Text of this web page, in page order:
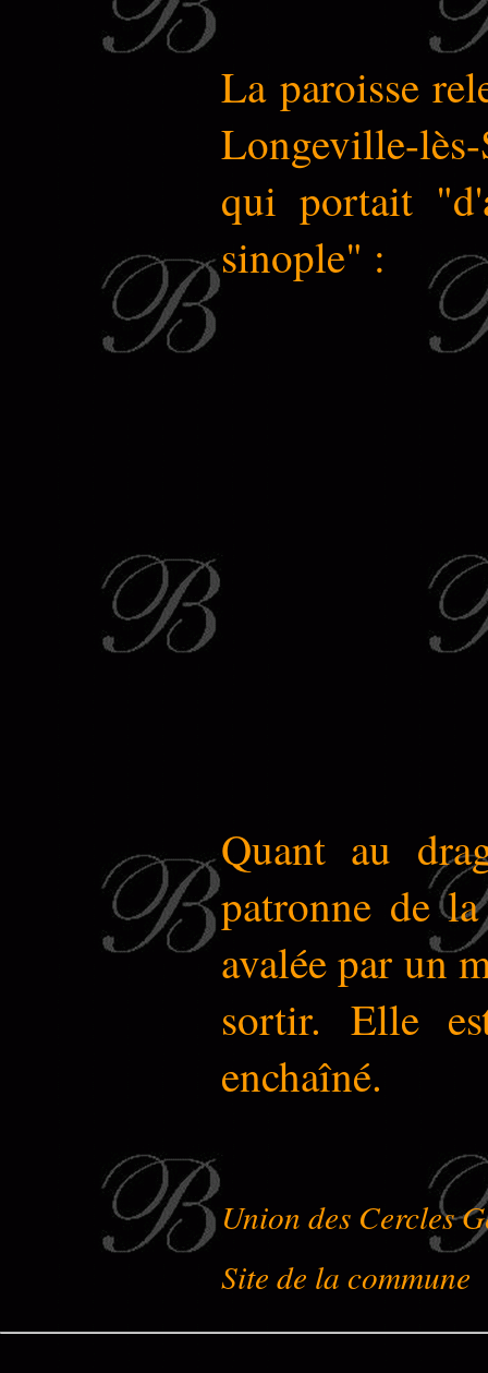
La paroisse
Longeville-
qui portait
sinople" :
Quant au
patronne de
avalée par un
sortir. Elle
enchaîné.
Union des Cercles
Site de la commune